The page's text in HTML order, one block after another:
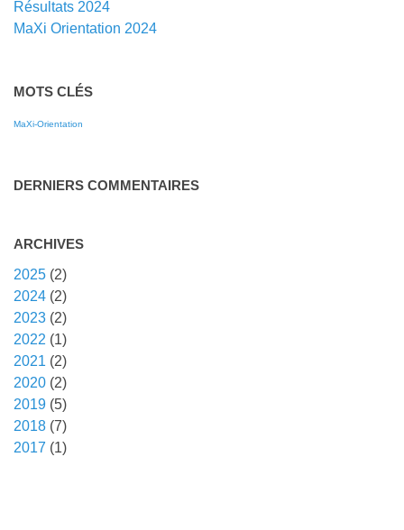
Résultats 2024
MaXi Orientation 2024
MOTS CLÉS
MaXi-Orientation
DERNIERS COMMENTAIRES
ARCHIVES
2025 (2)
2024 (2)
2023 (2)
2022 (1)
2021 (2)
2020 (2)
2019 (5)
2018 (7)
2017 (1)